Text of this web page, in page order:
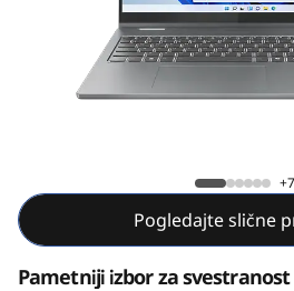
2
IdeaPad 5 2-u-1 Gen 9 (16, +7
Pogledajte slične
Pametniji izbor za svestranost